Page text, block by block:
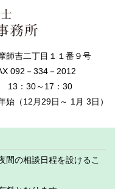
師吉二丁目１１番９号
092－334－2012
13：30～17：30
（12月29日～ 1月 3日）
間の相談日程を設けるこ